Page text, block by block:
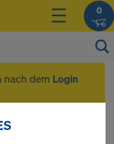
0
nach dem Login